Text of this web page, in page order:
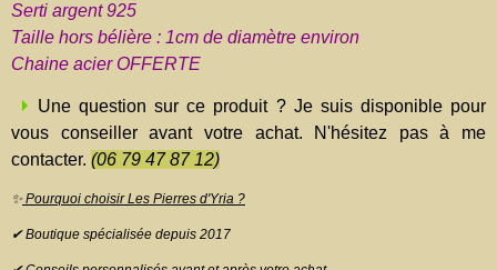
Serti argent 925
Taille hors bélière : 1cm de diamètre environ
Chaine acier OFFERTE
Une question sur ce produit ? Je suis disponible pour
vous conseiller avant votre achat. N'hésitez pas à me
contacter. (06 79 47 87 12)
✨Pourquoi choisir Les Pierres d'Yria ?
✔ Boutique spécialisée depuis 2017